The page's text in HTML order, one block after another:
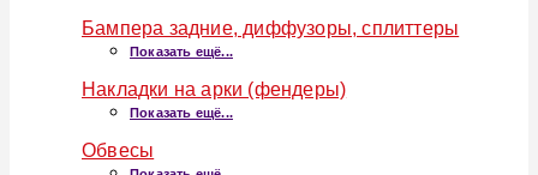
Бампера задние, диффузоры, сплиттеры
Показать ещё...
Накладки на арки (фендеры)
Показать ещё...
Обвесы